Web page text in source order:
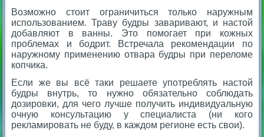
Возможно стоит ограничиться только наружным
использованием. Траву будры заваривают, и настой
добавляют в ванны. Это помогает при кожных
проблемах и бодрит. Встречала рекомендации по
наружному применению отвара будры при переломе
копчика.
Если же вы всё таки решаете употреблять настой
будры внутрь, то нужно обязательно соблюдать
дозировки, для чего лучше получить индивидуальную
очную консультацию у специалиста (ни кого
рекламировать не буду, в каждом регионе есть свои).